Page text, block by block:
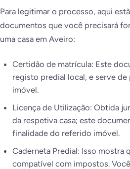
Para legitimar o processo, aqui
documentos que você precisará
uma casa em Aveiro:
Certidão de matrícula: Este
registo predial local, e serve
imóvel.
Licença de Utilização: Obtida
da respetiva casa; este
finalidade do referido imóvel.
Caderneta Predial: Isso mostra
compatível com impostos.